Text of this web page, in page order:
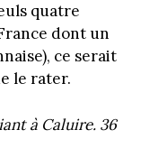
quatre
dont un
ce serait
le rater.
à Caluire. 36